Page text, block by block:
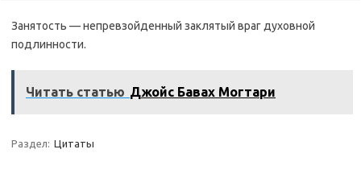
Занятость — непревзойденный заклятый враг духовной
подлинности.
Читать статью Джойс Бавах Могтари
Раздел: Цитаты